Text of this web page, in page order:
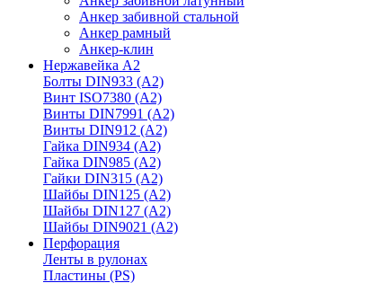
Анкер забивной стальной
Анкер рамный
Анкер-клин
Нержавейка А2
Болты DIN933 (A2)
Винт ISO7380 (A2)
Винты DIN7991 (A2)
Винты DIN912 (A2)
Гайка DIN934 (A2)
Гайка DIN985 (A2)
Гайки DIN315 (A2)
Шайбы DIN125 (A2)
Шайбы DIN127 (A2)
Шайбы DIN9021 (A2)
Перфорация
Ленты в рулонах
Пластины (PS)